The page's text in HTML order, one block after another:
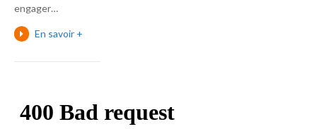
engager…
En savoir +